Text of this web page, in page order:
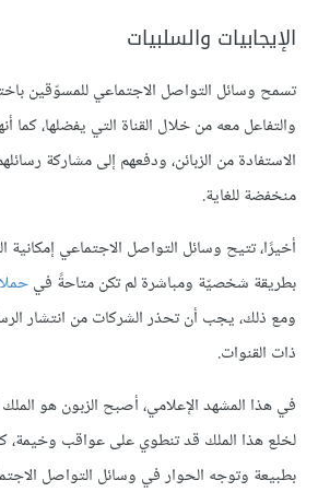
الإيجابيات والسلبيات
تسمح وسائل التواصل الاجتماعي للمسوّقين
والتفاعل معه من خلال القناة التي يفضلها، كما
الاستفادة من الزبائن، ودفعهم إلى مشاركة
منخفضة للغاية.
أخيرًا، تتيح وسائل التواصل الاجتماعي
بطريقة شخصيّة ومباشرة لم تكن متاحةً في
ومع ذلك، يجب أن تحذر الشركات من انتشار
ذات القنوات.
في هذا المشهد الإعلامي، أصبح الزبون هو
لخلع هذا الملك قد تنطوي على عواقب وخيمة،
بطبيعة وتوجه الحوار في وسائل التواصل